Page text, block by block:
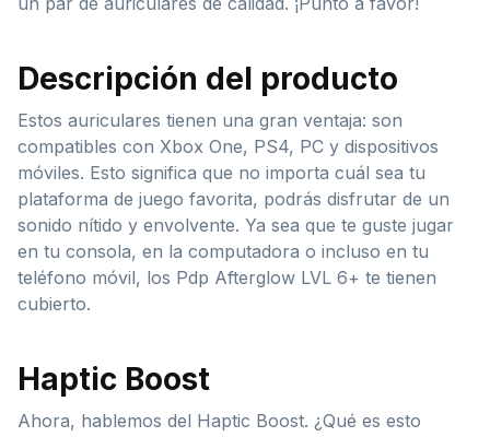
Descripción del producto
Estos auriculares tienen una gran ventaja: son
compatibles con Xbox One, PS4, PC y dispositivos
móviles. Esto significa que no importa cuál sea tu
plataforma de juego favorita, podrás disfrutar de un
sonido nítido y envolvente. Ya sea que te guste jugar
en tu consola, en la computadora o incluso en tu
teléfono móvil, los Pdp Afterglow LVL 6+ te tienen
cubierto.
Haptic Boost
Ahora, hablemos del Haptic Boost. ¿Qué es esto